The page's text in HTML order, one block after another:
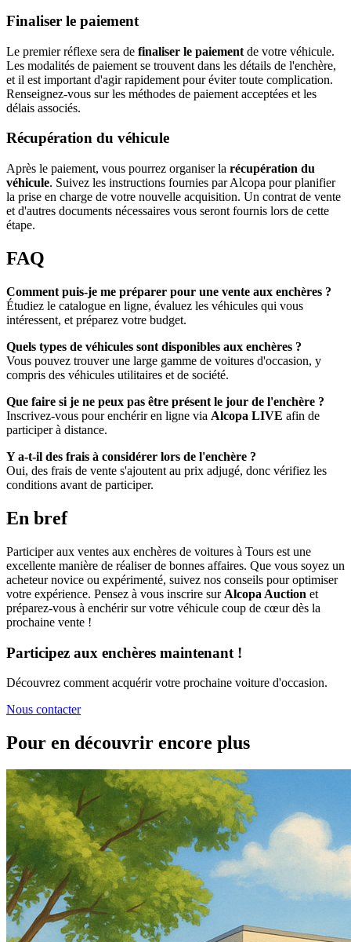
Finaliser le paiement
Le premier réflexe sera de finaliser le paiement de votre véhicule.
Les modalités de paiement se trouvent dans les détails de l'enchère,
et il est important d'agir rapidement pour éviter toute complication.
Renseignez-vous sur les méthodes de paiement acceptées et les
délais associés.
Récupération du véhicule
Après le paiement, vous pourrez organiser la récupération du
véhicule. Suivez les instructions fournies par Alcopa pour planifier
la prise en charge de votre nouvelle acquisition. Un contrat de vente
et d'autres documents nécessaires vous seront fournis lors de cette
étape.
FAQ
Comment puis-je me préparer pour une vente aux enchères ?
Étudiez le catalogue en ligne, évaluez les véhicules qui vous
intéressent, et préparez votre budget.
Quels types de véhicules sont disponibles aux enchères ?
Vous pouvez trouver une large gamme de voitures d'occasion, y
compris des véhicules utilitaires et de société.
Que faire si je ne peux pas être présent le jour de l'enchère ?
Inscrivez-vous pour enchérir en ligne via Alcopa LIVE afin de
participer à distance.
Y a-t-il des frais à considérer lors de l'enchère ?
Oui, des frais de vente s'ajoutent au prix adjugé, donc vérifiez les
conditions avant de participer.
En bref
Participer aux ventes aux enchères de voitures à Tours est une
excellente manière de réaliser de bonnes affaires. Que vous soyez un
acheteur novice ou expérimenté, suivez nos conseils pour optimiser
votre expérience. Pensez à vous inscrire sur Alcopa Auction et
préparez-vous à enchérir sur votre véhicule coup de cœur dès la
prochaine vente !
Participez aux enchères maintenant !
Découvrez comment acquérir votre prochaine voiture d'occasion.
Nous contacter
Pour en découvrir encore plus